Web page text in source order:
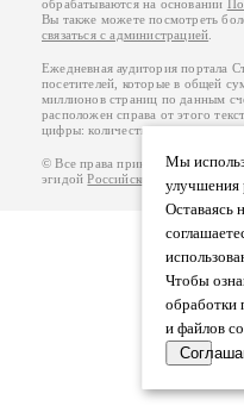
Мы
улучшения
Оставаясь
Чтобы
обработки
и файлов
обрабатываются на основании
Вы также можете посмотреть
связаться с администрацией
Ежедневная аудитория портала
посетителей, которые в общей
миллионов страниц по данным
расположен справа от этого
цифры: количество просмотров и
© Все права принадлежат
эгидойРоссийского союза